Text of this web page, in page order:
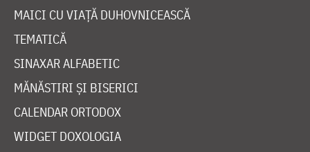
MAICI CU VIAȚĂ DUHOVNICEASCĂ
TEMATICĂ
SINAXAR ALFABETIC
MĂNĂSTIRI ȘI BISERICI
CALENDAR ORTODOX
WIDGET DOXOLOGIA